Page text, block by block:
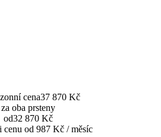
cena37 870 Kč
za oba prsteny
od32 870 Kč
cenu od 987 Kč / měsíc